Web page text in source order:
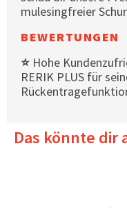
mulesingfreier
BEWERTUNGEN
⭐ Hohe
RERIK PLUS für
Das könnte dir